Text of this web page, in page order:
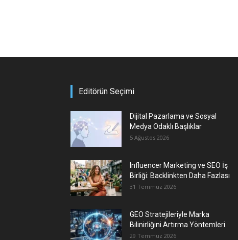
Editörün Seçimi
Dijital Pazarlama ve Sosyal
Medya Odaklı Başlıklar
5 Ağustos 2026
Influencer Marketing ve SEO İş
Birliği: Backlinkten Daha Fazlası
31 Temmuz 2026
GEO Stratejileriyle Marka
Bilinirliğini Artırma Yöntemleri
29 Temmuz 2026